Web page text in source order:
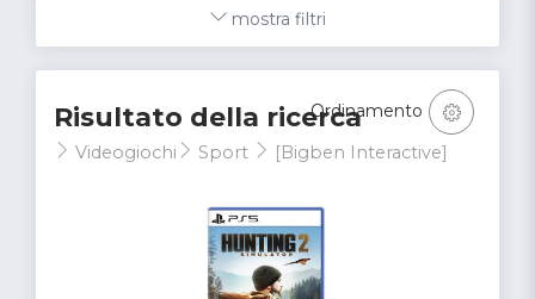
mostra filtri
Risultato della ricerca
Videogiochi Sport [Bigben Interactive]
Ordinamento